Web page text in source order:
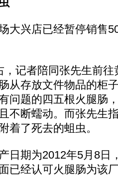
兴店已经暂停销售
记者陪同张先生前往
从存放文件物品的柜
问题的四五根火腿肠
不断蠕动。而张先生
着了死去的蛆虫。
期为2012年5月8日
已经认可火腿肠为该